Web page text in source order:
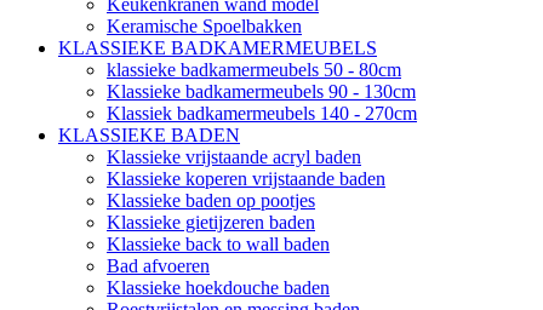
Keukenkranen wand model
Keramische Spoelbakken
KLASSIEKE BADKAMERMEUBELS
klassieke badkamermeubels 50 - 80cm
Klassieke badkamermeubels 90 - 130cm
Klassiek badkamermeubels 140 - 270cm
KLASSIEKE BADEN
Klassieke vrijstaande acryl baden
Klassieke koperen vrijstaande baden
Klassieke baden op pootjes
Klassieke gietijzeren baden
Klassieke back to wall baden
Bad afvoeren
Klassieke hoekdouche baden